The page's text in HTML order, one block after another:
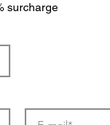
surcharge